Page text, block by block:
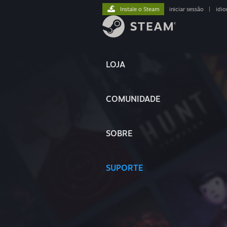
LOJA
COMUNIDADE
SOBRE
SUPORTE
Instale o Steam iniciar sessão